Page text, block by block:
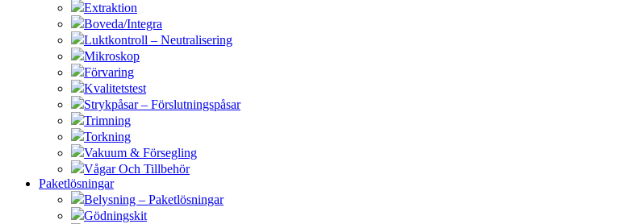
Extraktion
Boveda/Integra
Luktkontroll – Neutralisering
Mikroskop
Förvaring
Kvalitetstest
Strykpåsar – Förslutningspåsar
Trimning
Torkning
Vakuum & Försegling
Vågar Och Tillbehör
Paketlösningar
Belysning – Paketlösningar
Gödningskit